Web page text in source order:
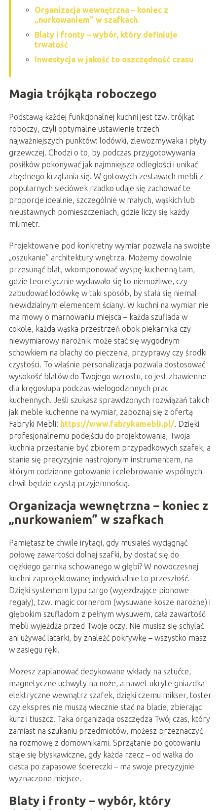
Organizacja wewnętrzna – koniec z
„nurkowaniem” w szafkach
Blaty i fronty – wybór, który definiuje
trwałość
Inwestycja w jakość to oszczędność czasu
Magia trójkąta roboczego
Podstawą każdej funkcjonalnej kuchni jest tzw. trójkąt
roboczy, czyli optymalne ustawienie trzech
najważniejszych punktów: lodówki, zlewozmywaka i płyty
grzewczej. Chodzi o to, by podczas przygotowywania
posiłków pokonywać jak najmniejsze odległości i unikać
zbędnego krzątania się. W gotowych zestawach mebli z
popularnych sieciówek rzadko udaje się zachować te
proporcje idealnie, szczególnie w małych, wąskich lub
nieustawnych pomieszczeniach, gdzie liczy się każdy
milimetr.
Projektowanie pod konkretny wymiar pozwala na swoiste
„oszukanie” architektury wnętrza. Możemy dowolnie
przesunąć blat, wkomponować wyspę kuchenną tam,
gdzie teoretycznie wydawało się to niemożliwe, czy
zabudować lodówkę w taki sposób, by stała się niemal
niewidzialnym elementem ściany. W kuchni na wymiar nie
ma mowy o marnowaniu miejsca – każda szuflada w
cokole, każda wąska przestrzeń obok piekarnika czy
niewymiarowy narożnik może stać się wygodnym
schowkiem na blachy do pieczenia, przyprawy czy środki
czystości. To właśnie personalizacja pozwala dostosować
wysokość blatów do Twojego wzrostu, co jest zbawienne
dla kręgosłupa podczas wielogodzinnych prac
kuchennych. Jeśli szukasz sprawdzonych rozwiązań takich
jak meble kuchenne na wymiar, zapoznaj się z ofertą
Fabryki Mebli: https://www.fabrykamebli.pl/. Dzięki
profesjonalnemu podejściu do projektowania, Twoja
kuchnia przestanie być zbiorem przypadkowych szafek, a
stanie się precyzyjnie nastrojonym instrumentem, na
którym codzienne gotowanie i celebrowanie wspólnych
chwil będzie czystą przyjemnością.
Organizacja wewnętrzna – koniec z
„nurkowaniem” w szafkach
Pamiętasz te chwile irytacji, gdy musiałeś wyciągnąć
połowę zawartości dolnej szafki, by dostać się do
ciężkiego garnka schowanego w głębi? W nowoczesnej
kuchni zaprojektowanej indywidualnie to przeszłość.
Dzięki systemom typu cargo (wyjeżdżające pionowe
regały), tzw. magic cornerom (wysuwane kosze narożne) i
głębokim szufladom z pełnym wysuwem, cała zawartość
mebli wyjeżdża przed Twoje oczy. Nie musisz się schylać
ani używać latarki, by znaleźć pokrywkę – wszystko masz
w zasięgu ręki.
Możesz zaplanować dedykowane wkłady na sztućce,
magnetyczne uchwyty na noże, a nawet ukryte gniazdka
elektryczne wewnątrz szafek, dzięki czemu mikser, toster
czy ekspres nie muszą wiecznie stać na blacie, zbierając
kurz i tłuszcz. Taka organizacja oszczędza Twój czas, który
zamiast na szukaniu przedmiotów, możesz przeznaczyć
na rozmowę z domownikami. Sprzątanie po gotowaniu
staje się błyskawiczne, gdy każda rzecz – od wałka do
ciasta po zapasowe ściereczki – ma swoje precyzyjnie
wyznaczone miejsce.
Blaty i fronty – wybór, który